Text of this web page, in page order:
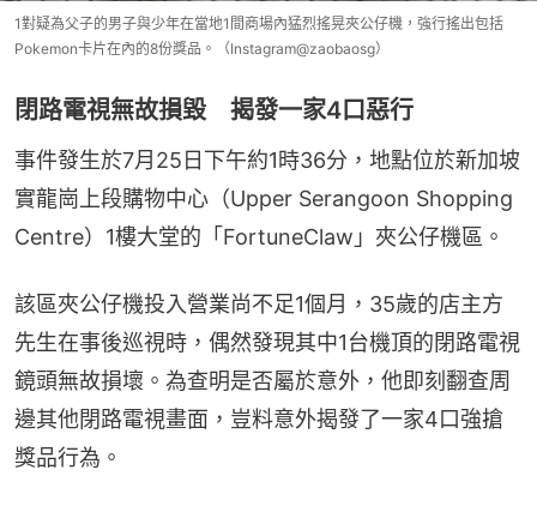
1對疑為父子的男子與少年在當地1間商場內猛烈搖晃夾公仔機，強行搖出包括
Pokemon卡片在內的8份獎品。（Instagram@zaobaosg）
閉路電視無故損毀 揭發一家4口惡行
事件發生於7月25日下午約1時36分，地點位於新加坡
實龍崗上段購物中心（Upper Serangoon Shopping
Centre）1樓大堂的「FortuneClaw」夾公仔機區。
該區夾公仔機投入營業尚不足1個月，35歲的店主方
先生在事後巡視時，偶然發現其中1台機頂的閉路電視
鏡頭無故損壞。為查明是否屬於意外，他即刻翻查周
邊其他閉路電視畫面，豈料意外揭發了一家4口強搶
獎品行為。